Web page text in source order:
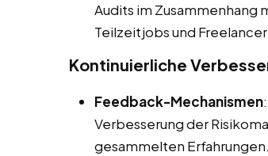
Audits im
Teilzeitjobs und
Kontinuierliche
Feedback-Mechanismen
Verbesserung der
gesammelten Erfahrungen.